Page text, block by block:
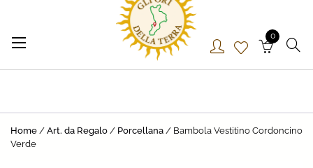
Gli Ori della Terra
Gli Ori della Terra
0
Home / Art. da Regalo / Porcellana / Bambola Vestitino Cordoncino
Verde